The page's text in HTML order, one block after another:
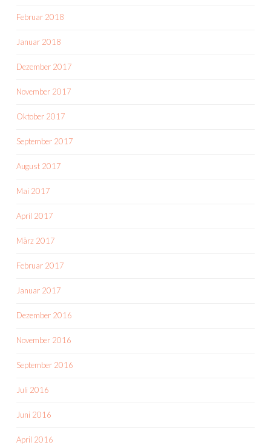
Februar 2018
Januar 2018
Dezember 2017
November 2017
Oktober 2017
September 2017
August 2017
Mai 2017
April 2017
März 2017
Februar 2017
Januar 2017
Dezember 2016
November 2016
September 2016
Juli 2016
Juni 2016
April 2016